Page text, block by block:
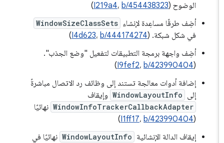
الوضوح (
I219a4،b/454438323
)
أضِف طرقًا مساعِدة لإنشاء
WindowSizeClassSets
في شكل شبكة. ( I4d623،b/444174274
)
أضِف واجهة برمجة التطبيقات لتفعيل "وضع الجذب".
I9fef2،b/423990404
)
إضافة أدوات معالجة تستند إلى وظائف رد الاتصال مباشرةً
إلى WindowLayoutInfo وإيقاف
WindowInfoTrackerCallbackAdapter نهائيًا
I1ff17،b/423990404
)
إيقاف الدالة الإنشائية WindowLayoutInfo نهائيًا في